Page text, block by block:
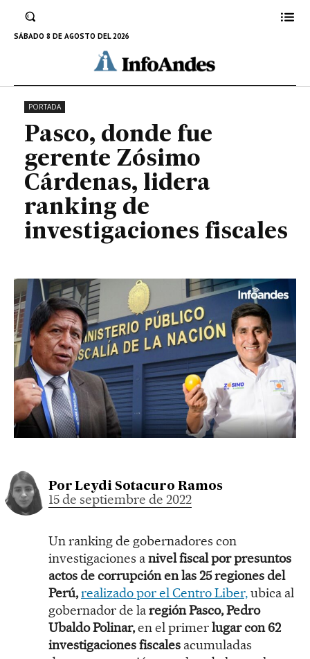
SÁBADO 8 DE AGOSTO DEL 2026
investigaciones fiscales
15 DE SEPTIEMBRE DE 2022
PORTADA
Pasco, donde fue
gerente Zósimo
Cárdenas, lidera
ranking de
investigaciones fiscales
Por Leydi Sotacuro Ramos
15 de septiembre de 2022
Un ranking de gobernadores con
investigaciones anivel fiscal por presuntos
actos de corrupción en las 25 regiones del
Perú,realizado por el Centro Liber,ubica al
gobernador de laregión Pasco, Pedro
Ubaldo Polinar,en el primerlugar con 62
investigaciones fiscales acumuladas